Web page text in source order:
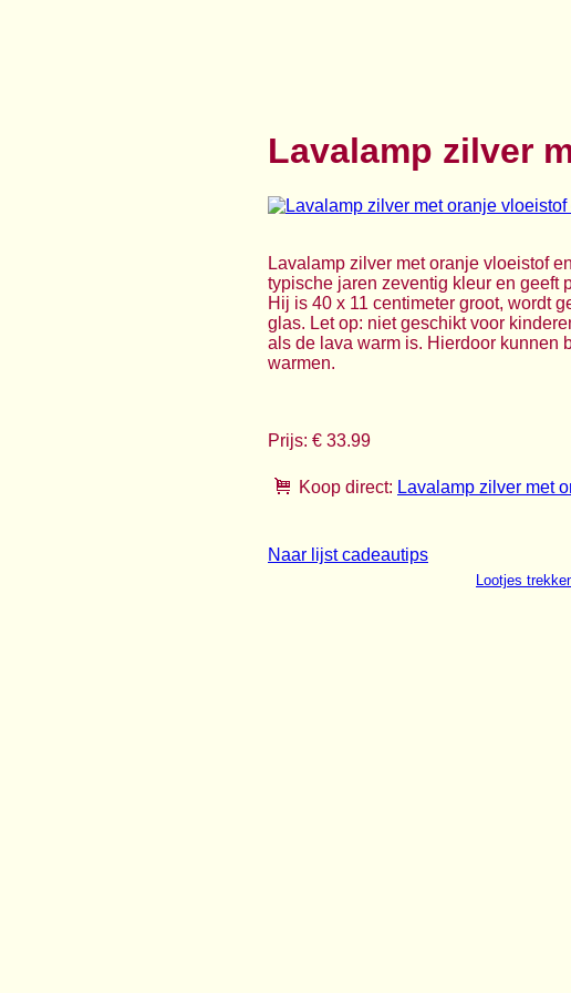
Lavalamp zilver
Lavalamp zilver met oranje vloeistof
typische jaren zeventig kleur en geeft
Hij is 40 x 11 centimeter groot, wordt
glas. Let op: niet geschikt voor
als de lava warm is. Hierdoor kunnen
warmen.
Prijs: € 33.99
Koop direct: Lavalamp zilver met
Naar lijst cadeautips
Lootjes